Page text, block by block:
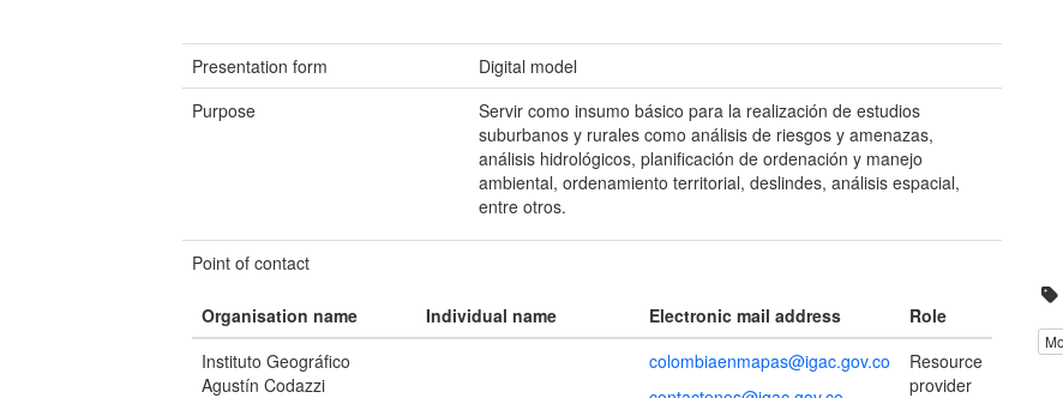
Presentation form
Digital model
Purpose
Servir como insumo básico para la realización de estudios
suburbanos y rurales como análisis de riesgos y amenazas,
análisis hidrológicos, planificación de ordenación y manejo
ambiental, ordenamiento territorial, deslindes, análisis espacial,
entre otros.
Point of contact
Organisation name Individual name Electronic mail address
Role
Instituto Geográfico
Agustín Codazzi
colombiaenmapas@igac.gov.co
Resource
provider